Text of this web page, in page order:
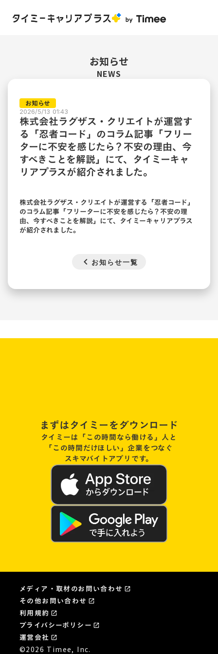
お知らせ
NEWS
お知らせ
2026/5/13 01:43
株式会社ラグザス・クリエイトが運営す
る「忍者コード」のコラム記事「フリー
ターに不安を感じたら？不安の理由、今
すべきことを解説」にて、タイミーキャ
リアプラスが紹介されました。
株式会社ラグザス・クリエイトが運営する「忍者コード」
のコラム記事「フリーターに不安を感じたら？不安の理
由、今すべきことを解説」にて、タイミーキャリアプラス
が紹介されました。
chevron_left お知らせ一覧
まずはタイミーをダウンロード
タイミーは「この時間なら働ける」人と
「この時間だけほしい」企業をつなぐ
スキマバイトアプリです。
メディア・取材のお問い合わせ open_in_new
その他お問い合わせ open_in_new
利用規約 open_in_new
プライバシーポリシー launch
運営会社 launch
©2026 Timee, Inc.